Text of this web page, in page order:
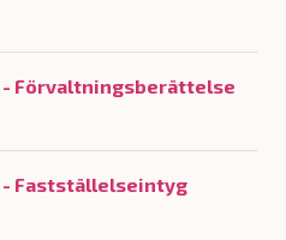
Förvaltningsberättelse
Fastställelseintyg